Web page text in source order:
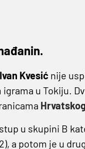
Ivan Kvesić nije
u Tokiju.
u skupini B
a potom je u